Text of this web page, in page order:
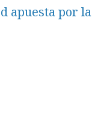
apuesta por la